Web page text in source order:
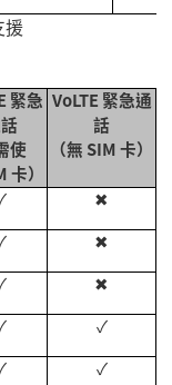
援
緊急
使
卡）
VoLTE 緊急通
話
（無 SIM卡）
✖
✖
✖
✓
✓